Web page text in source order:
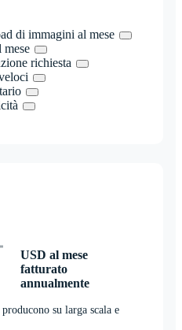
di immagini al mese
mese
richiesta
USD al mese
fatturato
annualmente
su larga scala e